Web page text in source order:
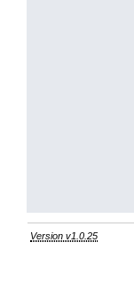
Version v1.0.25